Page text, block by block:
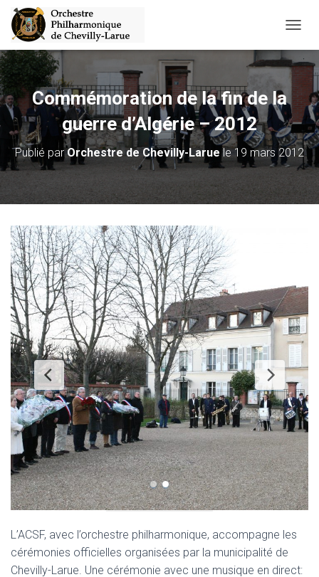
É
P
A
N
A
Commémoration de la fin de la
guerre d’Algérie – 2012
Publié parOrchestre de Chevilly-Laruele19 mars 2012
L’ACSF, avec l’orchestre philharmonique, accompagne les
cérémonies officielles organisées par la municipalité de
Chevilly-Larue. Une cérémonie avec une musique en direct: